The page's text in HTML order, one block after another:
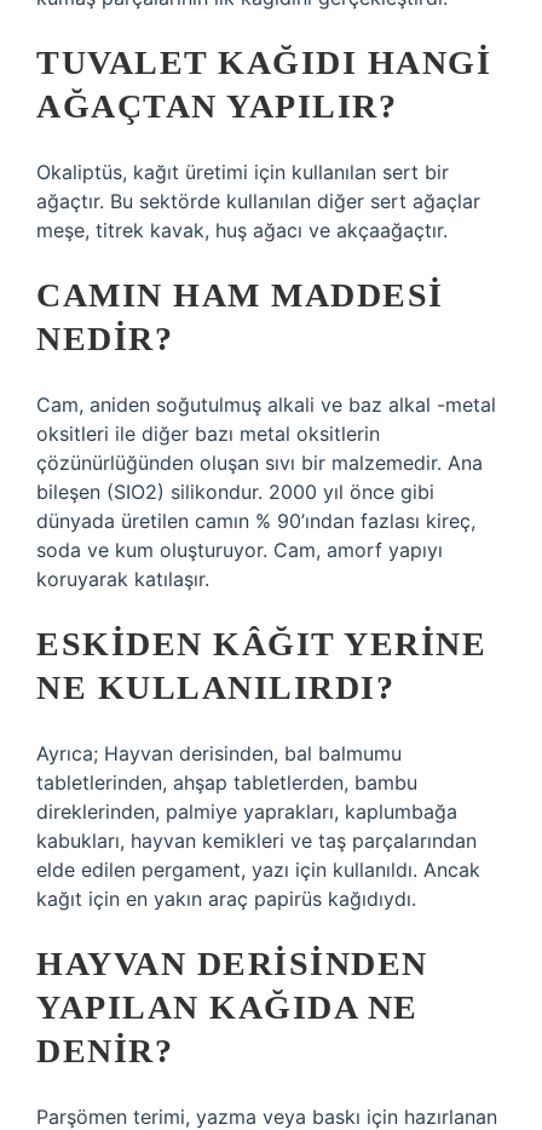
TUVALET KAĞIDI HANGI
AĞAÇTAN YAPILIR?
Okaliptüs, kağıt üretimi için kullanılan sert bir
ağaçtır. Bu sektörde kullanılan diğer sert ağaçlar
meşe, titrek kavak, huş ağacı ve akçaağaçtır.
CAMIN HAM MADDESI
NEDIR?
Cam, aniden soğutulmuş alkali ve baz alkal -metal
oksitleri ile diğer bazı metal oksitlerin
çözünürlüğünden oluşan sıvı bir malzemedir. Ana
bileşen (SIO2) silikondur. 2000 yıl önce gibi
dünyada üretilen camın % 90’ından fazlası kireç,
soda ve kum oluşturuyor. Cam, amorf yapıyı
koruyarak katılaşır.
ESKIDEN KÂĞIT YERINE
NE KULLANILIRDI?
Ayrıca; Hayvan derisinden, bal balmumu
tabletlerinden, ahşap tabletlerden, bambu
direklerinden, palmiye yaprakları, kaplumbağa
kabukları, hayvan kemikleri ve taş parçalarından
elde edilen pergament, yazı için kullanıldı. Ancak
kağıt için en yakın araç papirüs kağıdıydı.
HAYVAN DERISINDEN
YAPILAN KAĞIDA NE
DENIR?
Parşömen terimi, yazma veya baskı için hazırlanan